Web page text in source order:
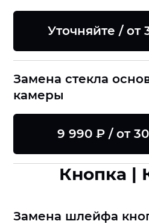
Уточняйте / от
Замена стекла
камеры
9 990 ₽ / от
Кнопка |
Замена шлейфа